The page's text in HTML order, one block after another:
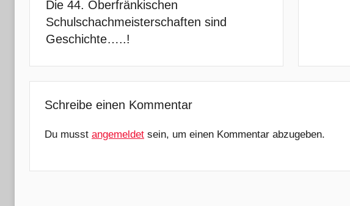
Die 44. Oberfränkischen
Schulschachmeisterschaften sind
Geschichte…..!
Schreibe einen Kommentar
Du musst angemeldet sein, um einen Kommentar abzugeben.